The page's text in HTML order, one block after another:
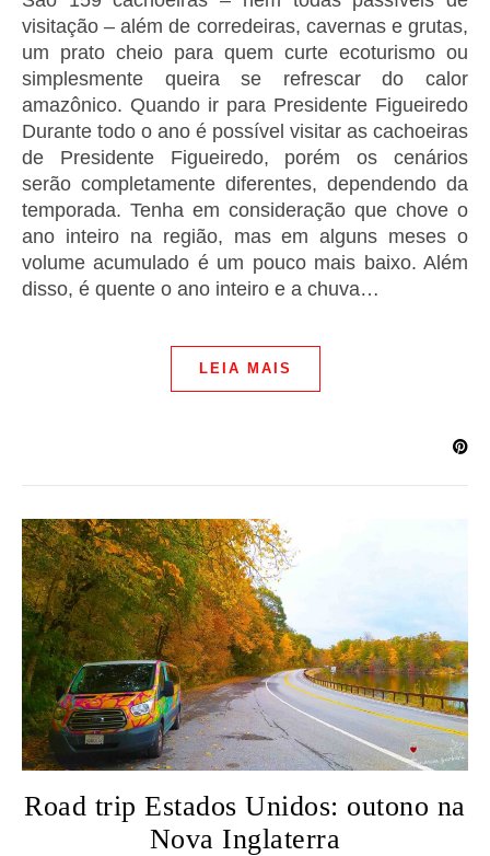
visitação – além de corredeiras, cavernas e grutas,
um prato cheio para quem curte ecoturismo ou
simplesmente queira se refrescar do calor
amazônico. Quando ir para Presidente Figueiredo
Durante todo o ano é possível visitar as cachoeiras
de Presidente Figueiredo, porém os cenários
serão completamente diferentes, dependendo da
temporada. Tenha em consideração que chove o
ano inteiro na região, mas em alguns meses o
volume acumulado é um pouco mais baixo. Além
disso, é quente o ano inteiro e a chuva…
LEIA MAIS
Road trip Estados Unidos: outono na
Nova Inglaterra